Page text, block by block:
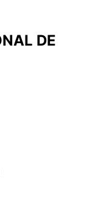
DE